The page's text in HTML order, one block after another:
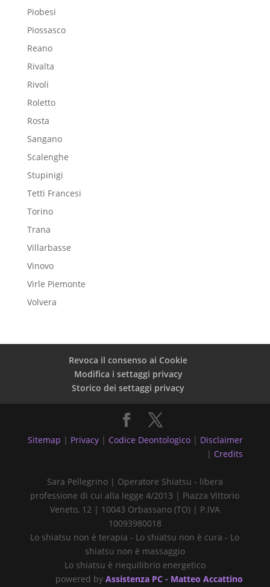
Piobesi
Piossasco
Reano
Rivalta
Rivoli
Roletto
Rosta
Sangano
Scalenghe
Stupinigi
Tetti Francesi
Torino
Trana
Villarbasse
Vinovo
Virle Piemonte
Volvera
Revoca il consenso ai Cookie
Modifica i settaggi privacy
Storico dei settaggi privacy
Sitemap | Privacy | Codice Deontologico | Disclaimer
| Credits
Sara Pellegrino | Operatore Shiatsu - libera
professione di cui alla legge 4/2013 | Piazza Vittorio
Veneto, 12 | 10043 Orbassano (TO) | P.IVA
10093980018
Lo shiatsu non è terapia - Lo shiatsu non è cura - Lo
shiatsu non è massaggio
Lo shiatsu è riequilibrio energetico
powered byAssistenza PC - Matteo Accattino